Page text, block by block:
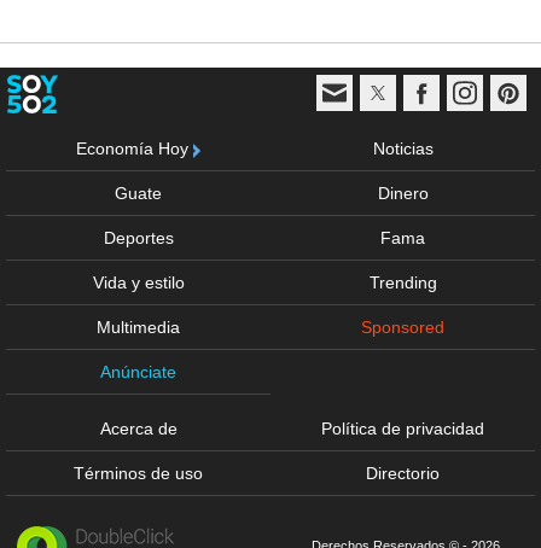
Economía Hoy Noticias
Guate Dinero
Deportes Fama
Vida y estilo Trending
Multimedia Sponsored
Anúnciate
Acerca de Política de privacidad
Términos de uso Directorio